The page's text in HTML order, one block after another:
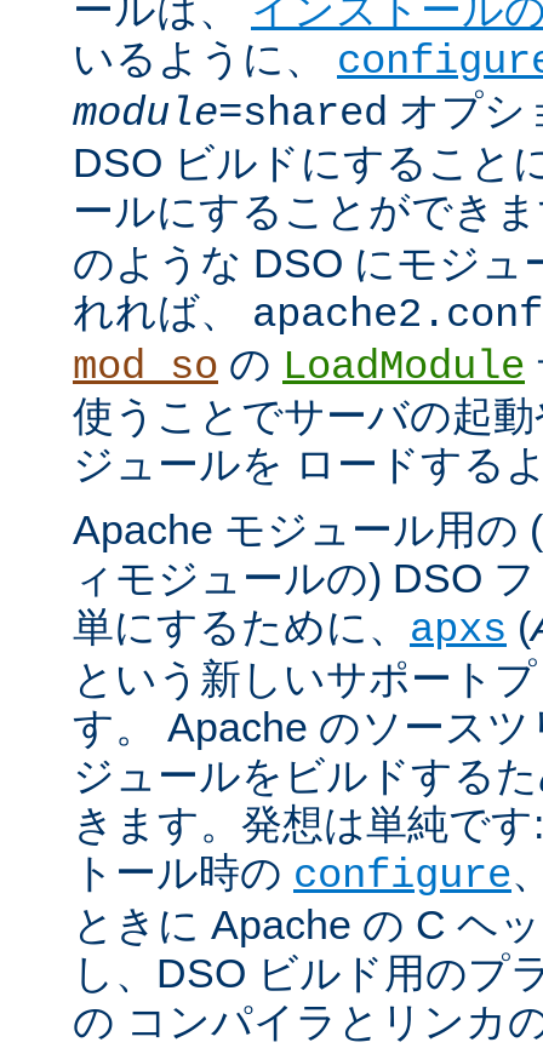
ールは、 インストール
いるように、
module=shared オプシ
DSO ビルドにすること
ールにすることができ
のような DSO にモジュ
れれば、 apache2.conf
mod_so の LoadModule
使うことでサーバの起
ジュールを ロードする
Apache モジュール用の
ィモジュールの) DSO
単にするために、 apxs (
という新しいサポート
す。 Apache のソースツ
ジュールをビルドする
きます。発想は単純で
トール時の configure
ときに Apache の C ヘ
し、DSO ビルド用のプ
の コンパイラとリンカ